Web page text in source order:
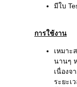
มีใบ
การใช้งาน
เหมาะ
นานๆ
เนื่องจ
ระยะเ